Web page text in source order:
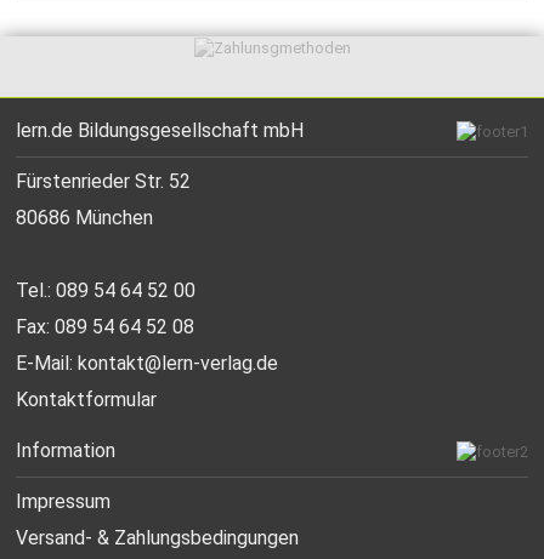
lern.de Bildungsgesellschaft mbH
Fürstenrieder Str. 52
80686 München
Tel.: 089 54 64 52 00
Fax: 089 54 64 52 08
E-Mail:kontakt@lern-verlag.de
Kontaktformular
Information
Impressum
Versand- & Zahlungsbedingungen